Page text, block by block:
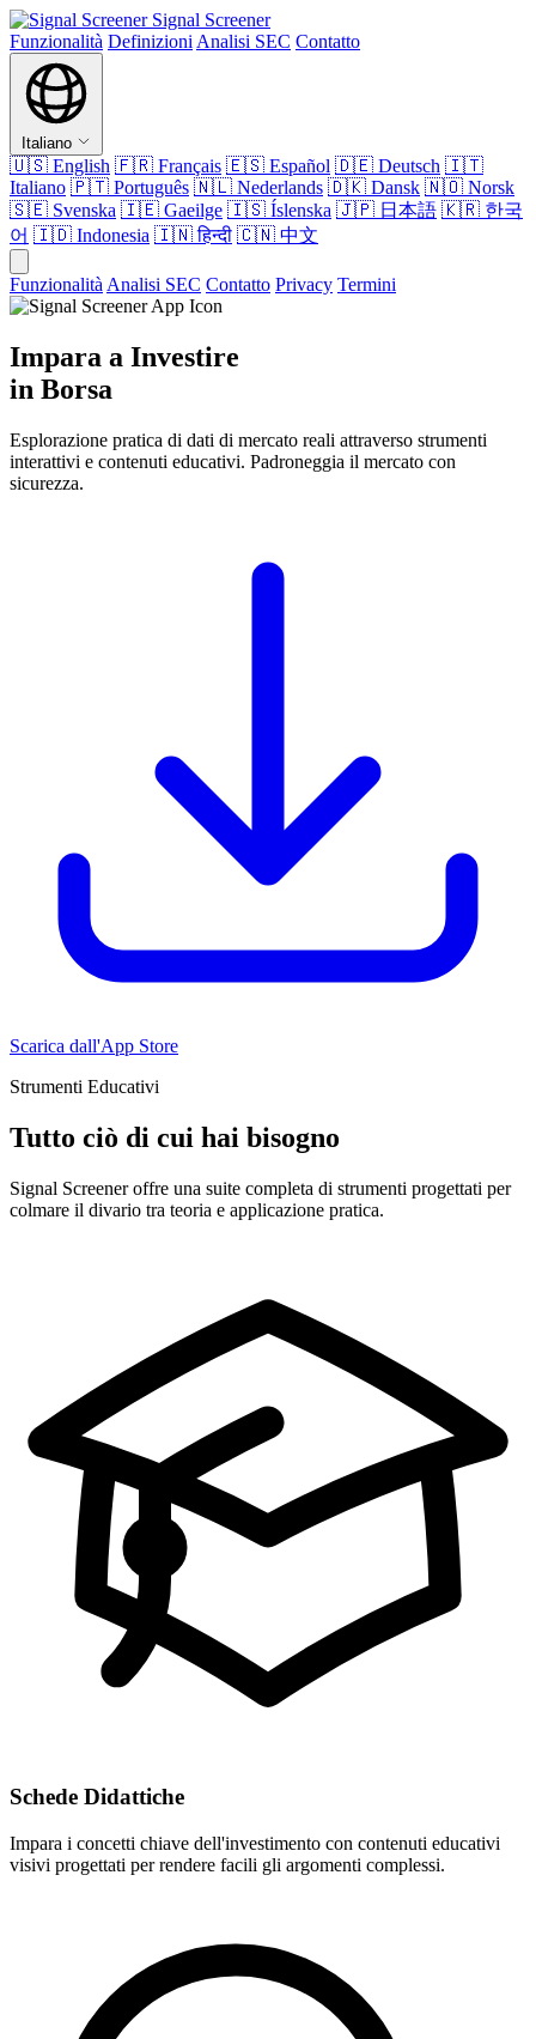
Signal Screener
Funzionalità Definizioni Analisi SEC Contatto
Italiano
🇺🇸 English 🇫🇷 Français 🇪🇸 Español 🇩🇪 Deutsch 🇮🇹
Italiano 🇵🇹 Português 🇳🇱 Nederlands 🇩🇰 Dansk 🇳🇴 Norsk
🇸🇪 Svenska 🇮🇪 Gaeilge 🇮🇸 Íslenska 🇯🇵 日本語 🇰🇷 한국
어 🇮🇩 Indonesia 🇮🇳हिन्दी 🇨🇳 中文
Funzionalità Analisi SEC Contatto Privacy Termini
Impara a Investire
in Borsa
Esplorazione pratica di dati di mercato reali attraverso strumenti
interattivi e contenuti educativi. Padroneggia il mercato con
sicurezza.
Scarica dall'App Store
Strumenti Educativi
Tutto ciò di cui hai bisogno
Signal Screener offre una suite completa di strumenti progettati per
colmare il divario tra teoria e applicazione pratica.
Schede Didattiche
Impara i concetti chiave dell'investimento con contenuti educativi
visivi progettati per rendere facili gli argomenti complessi.